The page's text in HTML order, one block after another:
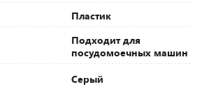
Пластик
Подходит для
посудомоечных машин
Серый